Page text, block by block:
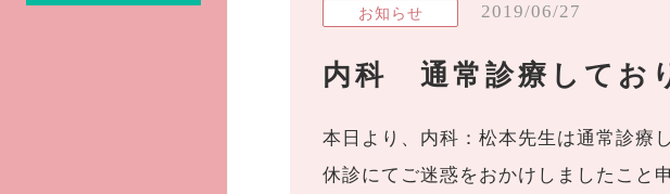
お知らせ 2019/06/27
内科 通常診療してお
本日より、内科：松本先生は通常診療
休診にてご迷惑をおかけしましたこと